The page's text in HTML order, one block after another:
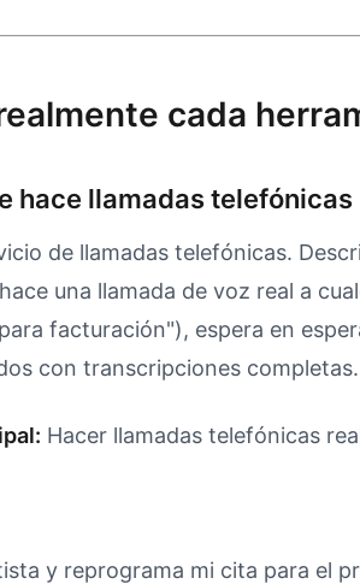
cada
hace llamadas telefónicas
de llamadas telefónicas.
una llamada de voz real a
facturación"), espera en
con transcripciones completas.
Hacer llamadas telefónicas
y reprograma mi cita para el